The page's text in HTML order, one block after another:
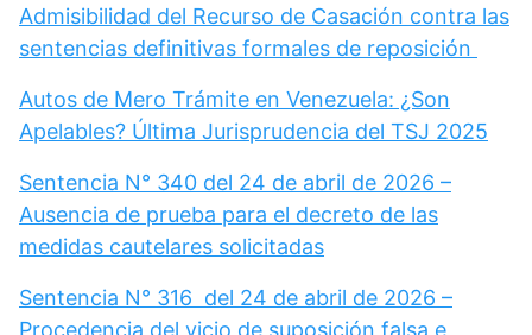
Admisibilidad del Recurso de Casación contra las
sentencias definitivas formales de reposición
Autos de Mero Trámite en Venezuela: ¿Son
Apelables? Última Jurisprudencia del TSJ 2025
Sentencia N° 340 del 24 de abril de 2026 –
Ausencia de prueba para el decreto de las
medidas cautelares solicitadas
Sentencia N° 316 del 24 de abril de 2026 –
Procedencia del vicio de suposición falsa e